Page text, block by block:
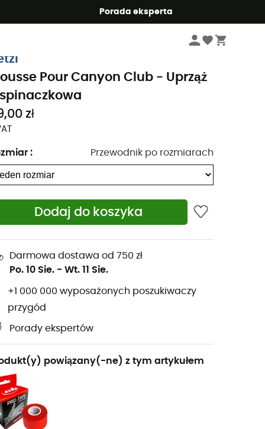
Porada eksperta
Uprzęże wspinaczkowe Uprzęże
Pour Canyon Club - Uprząż
zł
: Przewodnik po rozmiarach
Dodaj do koszyka
Darmowa dostawa od 750 zł
Po. 10 Sie. - Wt. 11 Sie.
+1 000 000 wyposażonych poszukiwaczy
przygód
Porady ekspertów
powiązany(-ne) z tym artykułem